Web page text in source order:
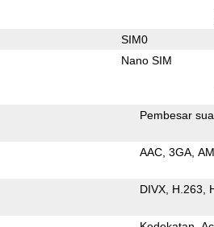
SIM0
Nano SIM
Pembesar
AAC 3GA
DIVX H.263